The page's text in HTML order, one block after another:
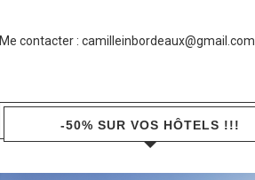
Me contacter : camilleinbordeaux@gmail.com
-50% SUR VOS HÔTELS !!!